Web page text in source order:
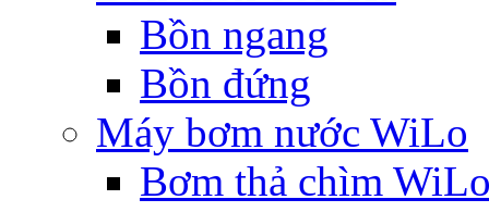
Bồn ngang
Bồn đứng
Máy bơm nước WiLo
Bơm thả chìm